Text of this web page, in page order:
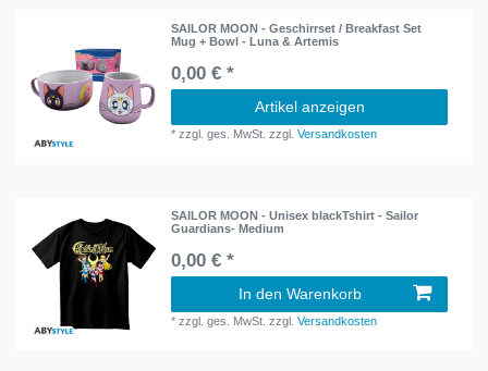
SAILOR MOON - Geschirrset / Breakfast Set
Mug + Bowl - Luna & Artemis
0,00 € *
Artikel anzeigen
*zzgl. ges. MwSt. zzgl.Versandkosten
SAILOR MOON - Unisex blackTshirt - Sailor
Guardians- Medium
0,00 € *
In den Warenkorb
*zzgl. ges. MwSt. zzgl.Versandkosten